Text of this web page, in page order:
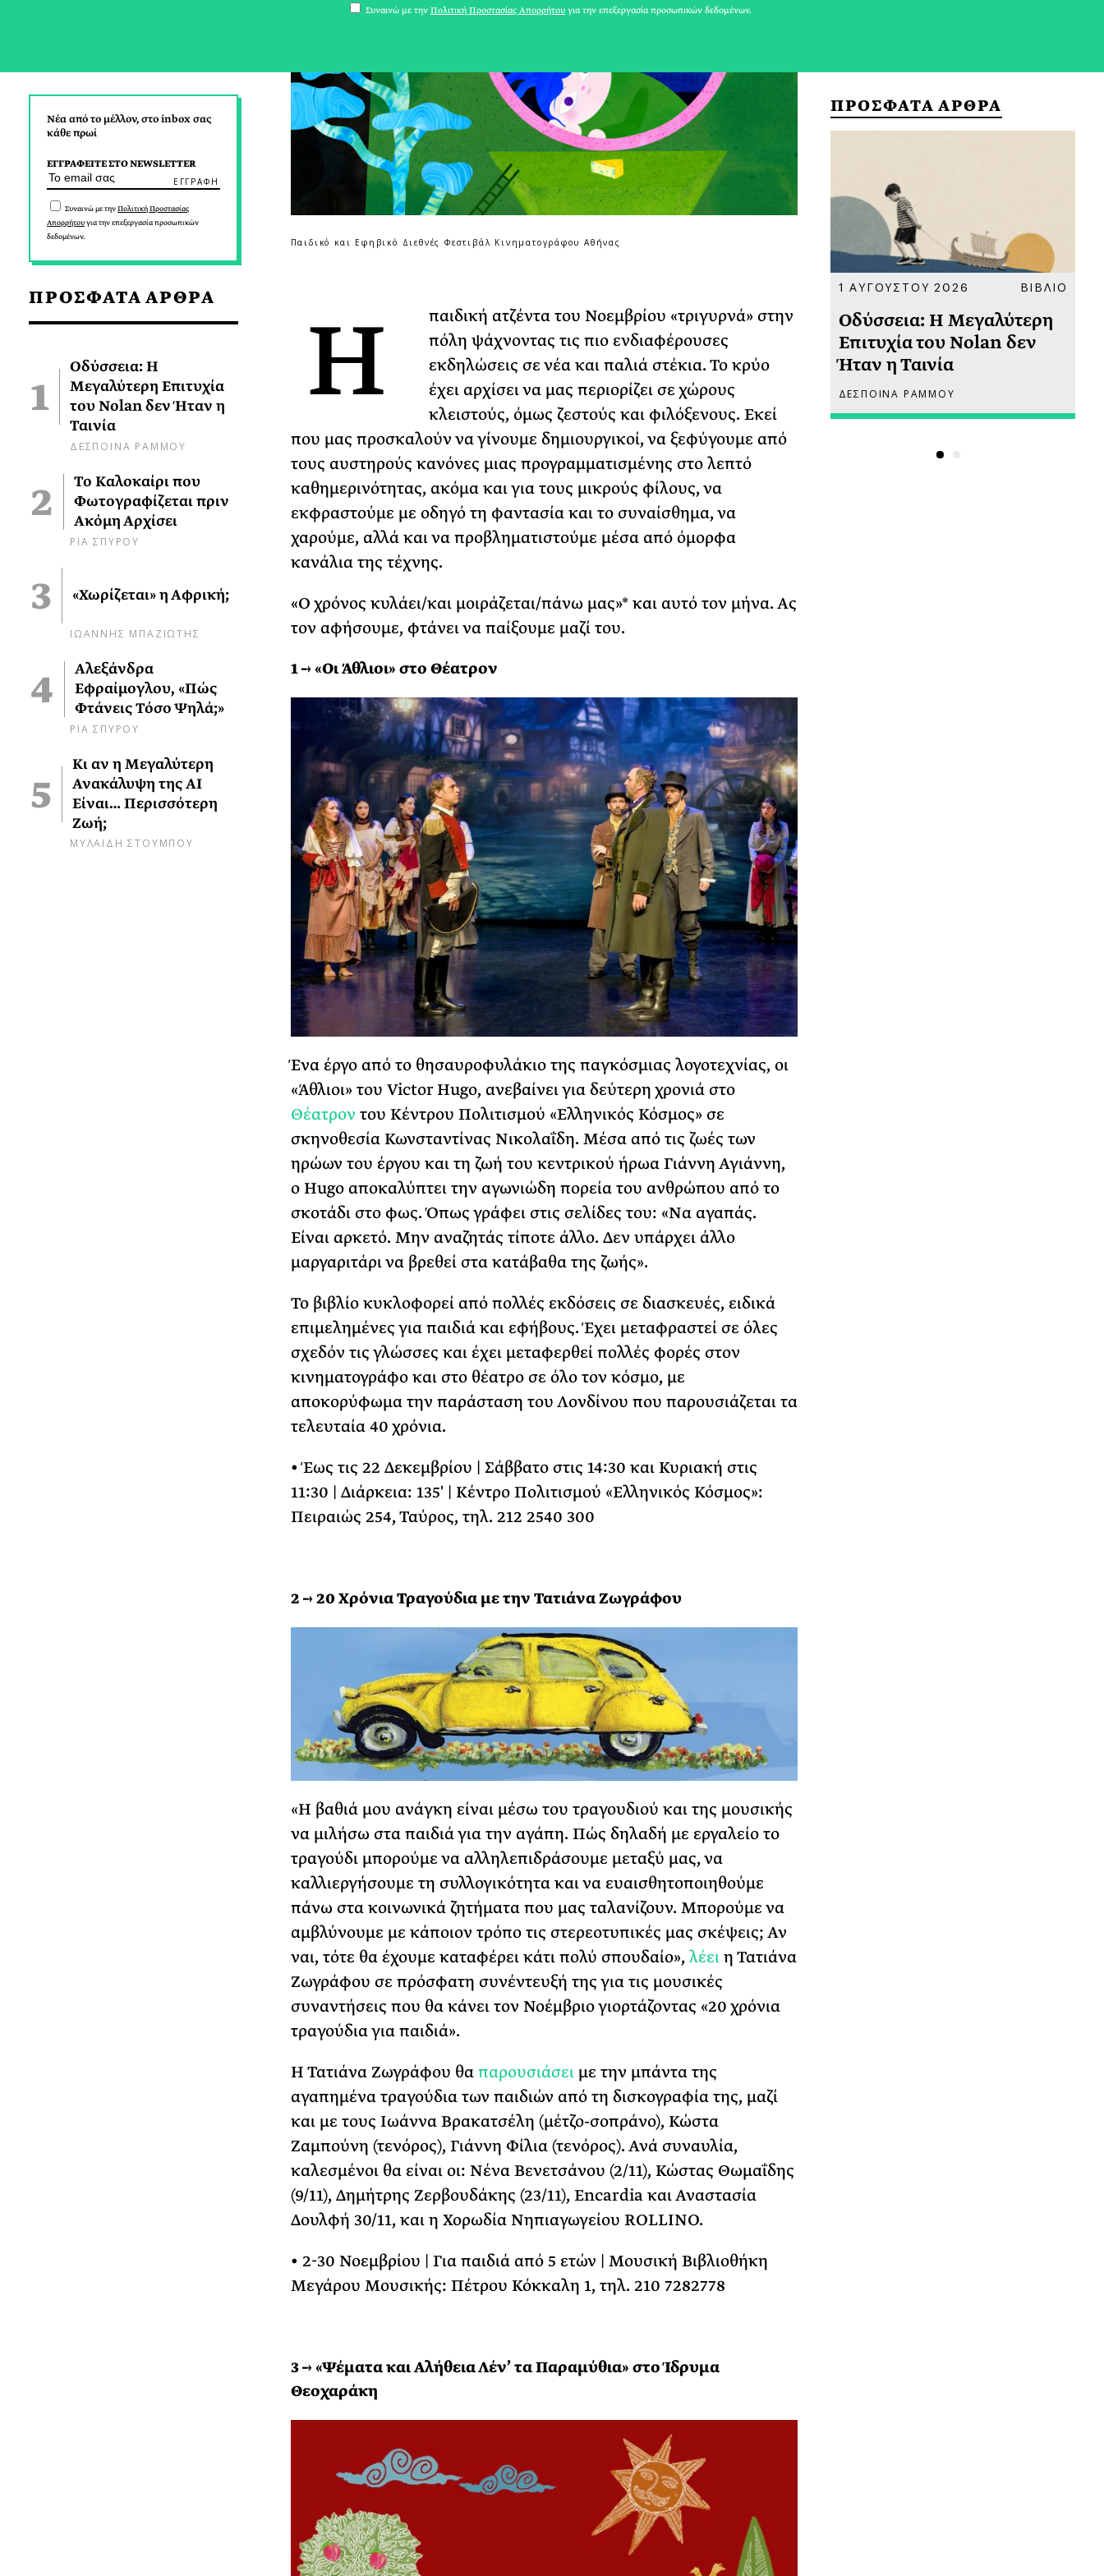
Νέα από το μέλλον, στο inbox σας
κάθε πρωί
ΕΓΓΡΑΦΕΙΤΕ ΣΤΟ NEWSLETTER
Συναινώ με τηνΠολιτική Προστασίας
Απορρήτουγια την επεξεργασία προσωπικών
δεδομένων.
ΠΡΟΣΦΑΤΑ ΑΡΘΡΑ
Οδύσσεια: Η
Μεγαλύτερη Επιτυχία
του Nolan δεν Ήταν η
Ταινία
ΔΕΣΠΟΙΝΑ ΡΑΜΜΟΥ
Το Καλοκαίρι που
Φωτογραφίζεται πριν
Ακόμη Αρχίσει
ΡΙΑ ΣΠΥΡΟΥ
«Χωρίζεται» η Αφρική;
ΙΩΑΝΝΗΣ ΜΠΑΖΙΩΤΗΣ
Αλεξάνδρα
Εφραίμογλου, «Πώς
Φτάνεις Τόσο Ψηλά;»
ΡΙΑ ΣΠΥΡΟΥ
Κι αν η Μεγαλύτερη
Ανακάλυψη της AI
Είναι… Περισσότερη
Ζωή;
ΜΥΛΑΙΔΗ ΣΤΟΥΜΠΟΥ
Παιδικό και Εφηβικό Διεθνές Φεστιβάλ Κινηματογράφου Αθήνας
Η
παιδική ατζέντα του Νοεμβρίου «τριγυρνά» στην
πόλη ψάχνοντας τις πιο ενδιαφέρουσες
εκδηλώσεις σε νέα και παλιά στέκια. Το κρύο
έχει αρχίσει να μας περιορίζει σε χώρους
κλειστούς, όμως ζεστούς και φιλόξενους. Εκεί
που μας προσκαλούν να γίνουμε δημιουργικοί, να ξεφύγουμε από
τους αυστηρούς κανόνες μιας προγραμματισμένης στο λεπτό
καθημερινότητας, ακόμα και για τους μικρούς φίλους, να
εκφραστούμε με οδηγό τη φαντασία και το συναίσθημα, να
χαρούμε, αλλά και να προβληματιστούμε μέσα από όμορφα
κανάλια της τέχνης.
«Ο χρόνος κυλάει/και μοιράζεται/πάνω μας»* και αυτό τον μήνα. Ας
τον αφήσουμε, φτάνει να παίξουμε μαζί του.
1 → «Οι Άθλιοι» στο Θέατρον
Ένα έργο από το θησαυροφυλάκιο της παγκόσμιας λογοτεχνίας, οι
«Άθλιοι» του Victor Hugo, ανεβαίνει για δεύτερη χρονιά στο
Θέατρον του Κέντρου Πολιτισμού «Ελληνικός Κόσμος» σε
σκηνοθεσία Κωνσταντίνας Νικολαΐδη. Μέσα από τις ζωές των
ηρώων του έργου και τη ζωή του κεντρικού ήρωα Γιάννη Αγιάννη,
ο Hugo αποκαλύπτει την αγωνιώδη πορεία του ανθρώπου από το
σκοτάδι στο φως. Όπως γράφει στις σελίδες του: «Να αγαπάς.
Είναι αρκετό. Μην αναζητάς τίποτε άλλο. Δεν υπάρχει άλλο
μαργαριτάρι να βρεθεί στα κατάβαθα της ζωής».
Το βιβλίο κυκλοφορεί από πολλές εκδόσεις σε διασκευές, ειδικά
επιμελημένες για παιδιά και εφήβους. Έχει μεταφραστεί σε όλες
σχεδόν τις γλώσσες και έχει μεταφερθεί πολλές φορές στον
κινηματογράφο και στο θέατρο σε όλο τον κόσμο, με
αποκορύφωμα την παράσταση του Λονδίνου που παρουσιάζεται τα
τελευταία 40 χρόνια.
• Έως τις 22 Δεκεμβρίου | Σάββατο στις 14:30 και Κυριακή στις
11:30 | Διάρκεια: 135′ | Κέντρο Πολιτισμού «Ελληνικός Κόσμος»:
Πειραιώς 254, Ταύρος, τηλ. 212 2540 300
2 → 20 Χρόνια Τραγούδια με την Τατιάνα Ζωγράφου
«Η βαθιά μου ανάγκη είναι μέσω του τραγουδιού και της μουσικής
να μιλήσω στα παιδιά για την αγάπη. Πώς δηλαδή με εργαλείο το
τραγούδι μπορούμε να αλληλεπιδράσουμε μεταξύ μας, να
καλλιεργήσουμε τη συλλογικότητα και να ευαισθητοποιηθούμε
πάνω στα κοινωνικά ζητήματα που μας ταλανίζουν. Μπορούμε να
αμβλύνουμε με κάποιον τρόπο τις στερεοτυπικές μας σκέψεις; Αν
ναι, τότε θα έχουμε καταφέρει κάτι πολύ σπουδαίο»,λέειη Τατιάνα
Ζωγράφου σε πρόσφατη συνέντευξή της για τις μουσικές
συναντήσεις που θα κάνει τον Νοέμβριο γιορτάζοντας «20 χρόνια
τραγούδια για παιδιά».
Η Τατιάνα Ζωγράφου θαπαρουσιάσειμε την μπάντα της
αγαπημένα τραγούδια των παιδιών από τη δισκογραφία της, μαζί
και με τους Ιωάννα Βρακατσέλη (μέτζο-σοπράνο), Κώστα
Ζαμπούνη (τενόρος), Γιάννη Φίλια (τενόρος). Ανά συναυλία,
καλεσμένοι θα είναι οι: Νένα Βενετσάνου (2/11), Κώστας Θωμαΐδης
(9/11), Δημήτρης Ζερβουδάκης (23/11), Encardia και Αναστασία
Δουλφή 30/11, και η Χορωδία Νηπιαγωγείου ROLLINO.
• 2-30 Νοεμβρίου | Για παιδιά από 5 ετών | Μουσική Βιβλιοθήκη
Μεγάρου Μουσικής: Πέτρου Κόκκαλη 1, τηλ. 210 7282778
3 → «Ψέματα και Aλήθεια Λέν’ τα Παραμύθια» στο Ίδρυμα
Θεοχαράκη
ΠΡΟΣΦΑΤΑ ΑΡΘΡΑ
Το Καλοκαίρι που
Φωτογραφίζεται πριν
Ακόμη Αρχίσει
ΡΙΑ ΣΠΥΡΟΥ
1 ΑΥΓΟΥΣΤΟΥ 2026 ΒΙΒΛΙΟ
Οδύσσεια: Η Μεγαλύτερη
Επιτυχία του Nolan δεν
Ήταν η Ταινία
ΔΕΣΠΟΙΝΑ ΡΑΜΜΟΥ
Συναινώ με την Πολιτική Προστασίας Απορρήτου για την επεξεργασία προσωπικών δεδομένων.